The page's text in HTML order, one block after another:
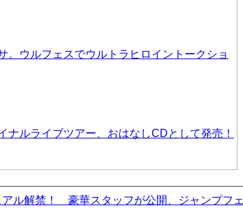
。ウルフェスでウルトラヒロイントークショ
ナルライブツアー、おはなしCDとして発売！
ル解禁！ 豪華スタッフが公開、ジャンプフェ